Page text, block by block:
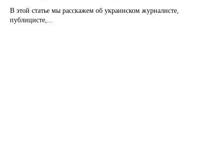
В этой статье мы расскажем об украинском журналисте,
публицисте,...